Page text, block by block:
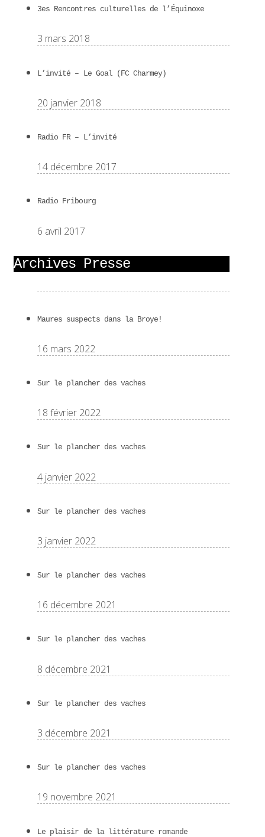
3es Rencontres culturelles de l’Équinoxe
3 mars 2018
L’invité – Le Goal (FC Charmey)
20 janvier 2018
Radio FR – L’invité
14 décembre 2017
Radio Fribourg
6 avril 2017
Archives Presse
Maures suspects dans la Broye!
16 mars 2022
Sur le plancher des vaches
18 février 2022
Sur le plancher des vaches
4 janvier 2022
Sur le plancher des vaches
3 janvier 2022
Sur le plancher des vaches
16 décembre 2021
Sur le plancher des vaches
8 décembre 2021
Sur le plancher des vaches
3 décembre 2021
Sur le plancher des vaches
19 novembre 2021
Le plaisir de la littérature romande